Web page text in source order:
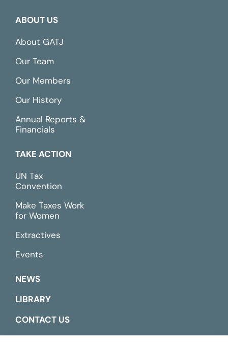
ABOUT US
About GATJ
Our Team
Our Members
Our History
Annual Reports &
Financials
TAKE ACTION
UN Tax
Convention
Make Taxes Work
for Women
Extractives
Events
NEWS
LIBRARY
CONTACT US